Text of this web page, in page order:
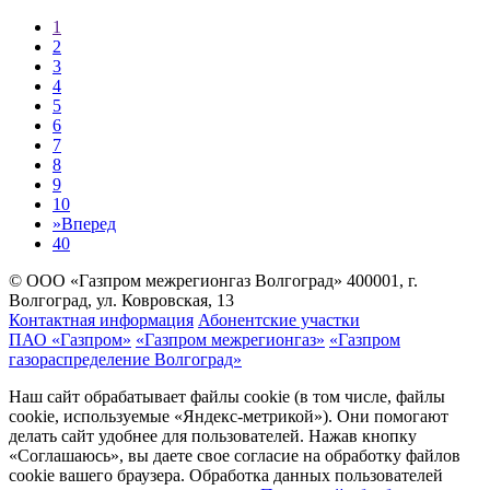
1
2
3
4
5
6
7
8
9
10
»Вперед
40
© ООО «Газпром межрегионгаз Волгоград» 400001, г.
Волгоград, ул. Ковровская, 13
Контактная информация Абонентские участки
ПАО «Газпром» «Газпром межрегионгаз» «Газпром
газораспределение Волгоград»
Наш сайт обрабатывает файлы cookie (в том числе, файлы
cookie, используемые «Яндекс-метрикой»). Они помогают
делать сайт удобнее для пользователей. Нажав кнопку
«Соглашаюсь», вы даете свое согласие на обработку файлов
cookie вашего браузера. Обработка данных пользователей